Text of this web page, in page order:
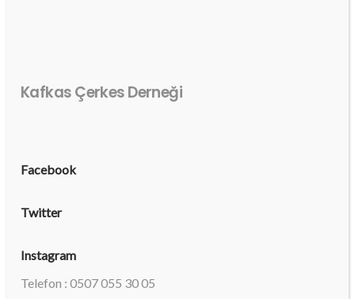
Kafkas Çerkes Derneği
Facebook
Twitter
Instagram
Telefon : 0507 055 30 05